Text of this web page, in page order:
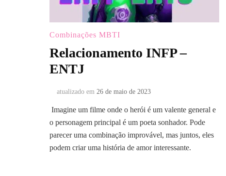
Combinações MBTI
Relacionamento INFP –
ENTJ
atualizado em 26 de maio de 2023
Imagine um filme onde o herói é um valente general e
o personagem principal é um poeta sonhador. Pode
parecer uma combinação improvável, mas juntos, eles
podem criar uma história de amor interessante.